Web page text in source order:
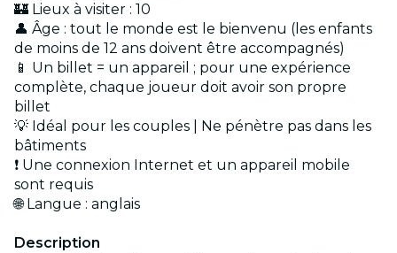
🏰 Lieux à visiter : 10
👤 Âge : tout le monde est le bienvenu (les enfants
de moins de 12 ans doivent être accompagnés)
📱 Un billet = un appareil ; pour une expérience
complète, chaque joueur doit avoir son propre
billet
💡 Idéal pour les couples | Ne pénètre pas dans les
bâtiments
❗ Une connexion Internet et un appareil mobile
sont requis
🌐 Langue : anglais
Description